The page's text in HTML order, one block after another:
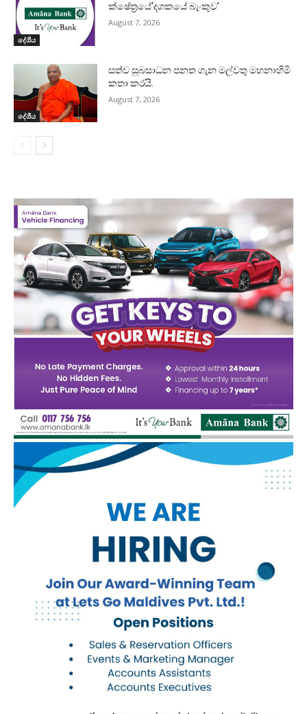
දේශීය
ක්ෂේත්‍රයේ‘දශකයේ බැංකුව’
August 7, 2026
දේශීය
සත්ව සුබසාධන පනත ගැන මල්වතු මහනාහිමි
කතා කරයි.
August 7, 2026